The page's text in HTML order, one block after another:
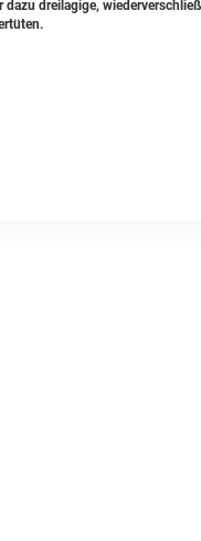
dreilagige,